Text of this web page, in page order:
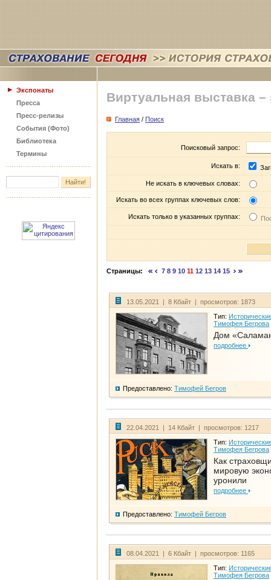
Экспонаты
Пресса
Пресс-релизы
События (Фото)
Библиотека
Термины
Виртуальная выставка –
Главная / Поиск
Поисковый запрос:
Искать в:
Не искать в ключевых словах:
Искать во всех группах ключевых слов:
Искать только в указанных группах:
Страницы: 7 8 9 10 11 12 13 14 15
13.05.2021 | 8 Кбайт | просмотров: 1873
Тип:
Тимофея Бегрова
Дом
подробнее
Предоставлено: Тимофей Бегров
22.04.2021 | 14 Кбайт | просмотров: 1217
Тип:
Тимофея Бегрова
Как
мировую
уронили
подробнее
Предоставлено: Тимофей Бегров
08.04.2021 | 6 Кбайт | просмотров: 1165
Тип:
Тимофея Бегрова